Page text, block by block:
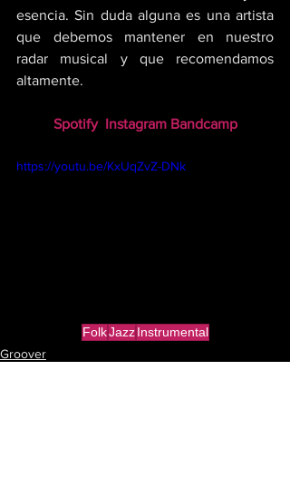
esencia. Sin duda alguna es una artista
que debemos mantener en nuestro
radar musical y que recomendamos
altamente.
Spotify Instagram Bandcamp
https://youtu.be/KxUqZvZ-DNk
FolkJazz Instrumental
Groover